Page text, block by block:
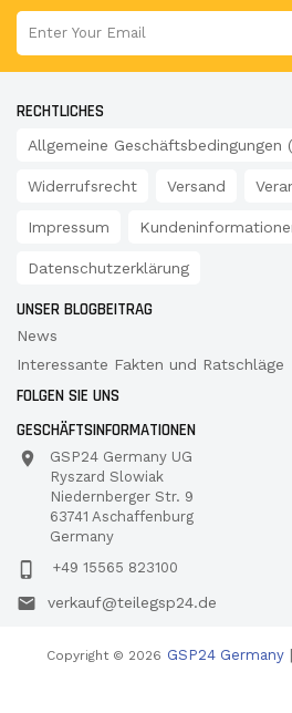
RECHTLICHES
Allgemeine Geschäftsbedingungen
Widerrufsrecht Versand
Impressum
Datenschutzerklärung
UNSER BLOGBEITRAG
News
Interessante Fakten und Ratschläge
FOLGEN SIE UNS
GESCHÄFTSINFORMATIONEN
GSP24 Germany UG
Ryszard Slowiak
Niedernberger Str. 9
63741 Aschaffenburg
Germany
+49 15565 823100
verkauf@teilegsp24.de
Copyright © 2026 GSP24 Germany|